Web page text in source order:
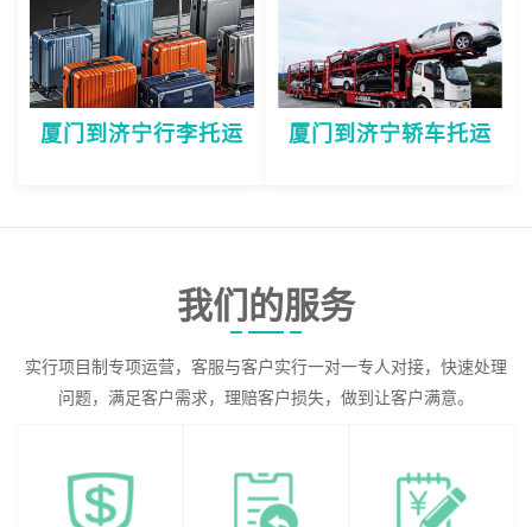
厦门到济宁行李托运 厦门到济宁轿车托运
我们的服务
实行项目制专项运营，客服与客户实行一对一专人对接，快速处理
问题，满足客户需求，理赔客户损失，做到让客户满意。